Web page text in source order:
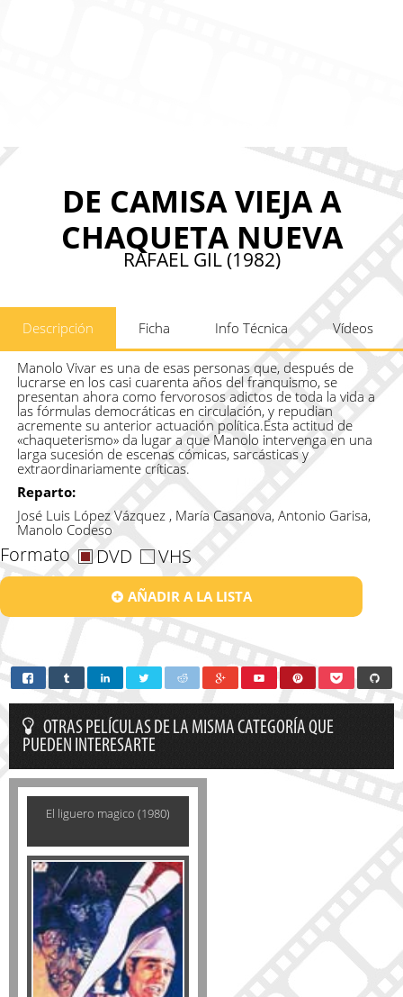
DE CAMISA VIEJA A
CHAQUETA NUEVA
RAFAEL GIL (1982)
Descripción Ficha Info Técnica Vídeos
Manolo Vivar es una de esas personas que, después de
lucrarse en los casi cuarenta años del franquismo, se
presentan ahora como fervorosos adictos de toda la vida a
las fórmulas democráticas en circulación, y repudian
acremente su anterior actuación política.Esta actitud de
«chaqueterismo» da lugar a que Manolo intervenga en una
larga sucesión de escenas cómicas, sarcásticas y
extraordinariamente críticas.
Reparto:
José Luis López Vázquez , María Casanova, Antonio Garisa,
Manolo Codeso
Formato DVD VHS
AÑADIR A LA LISTA
OTRAS PELÍCULAS DE LA MISMA CATEGORÍA QUE
PUEDEN INTERESARTE
El liguero magico (1980)